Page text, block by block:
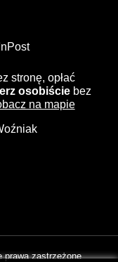
stronę, opłać
osobiście bez
na mapie
prawa zastrzeżone